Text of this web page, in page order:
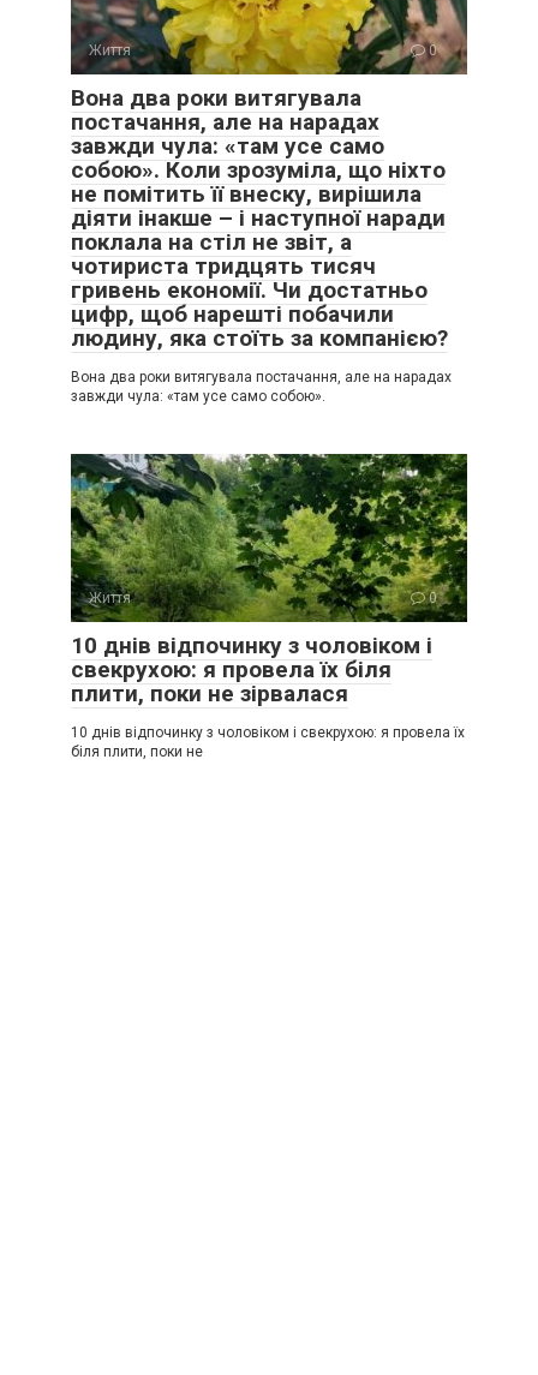
Життя 0
Вона два роки витягувала
постачання, але на нарадах
завжди чула: «там усе само
собою». Коли зрозуміла, що ніхто
не помітить її внеску, вирішила
діяти інакше – і наступної наради
поклала на стіл не звіт, а
чотириста тридцять тисяч
гривень економії. Чи достатньо
цифр, щоб нарешті побачили
людину, яка стоїть за компанією?
Вона два роки витягувала постачання, але на нарадах
завжди чула: «там усе само собою».
Життя 0
10 днів відпочинку з чоловіком і
свекрухою: я провела їх біля
плити, поки не зірвалася
10 днів відпочинку з чоловіком і свекрухою: я провела їх
біля плити, поки не